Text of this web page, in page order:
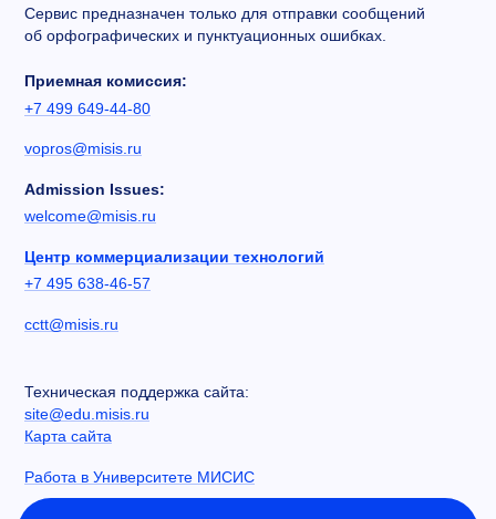
Сервис предназначен только для отправки сообщений
об орфографических и пунктуационных ошибках.
Приемная комиссия:
+7 499 649-44-80
vopros@misis.ru
Admission Issues:
welcome@misis.ru
Центр коммерциализации технологий
+7 495 638-46-57
cctt@misis.ru
Техническая поддержка сайта:
site@edu.misis.ru
Карта сайта
Работа в Университете МИСИС